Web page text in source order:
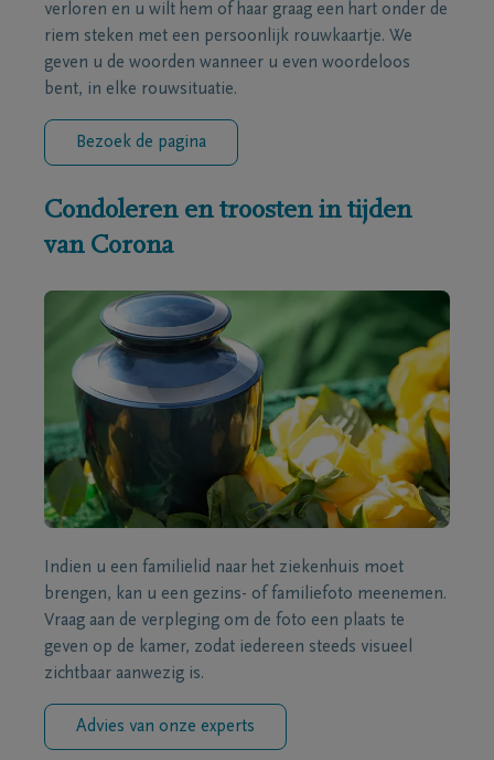
verloren en u wilt hem of haar graag een hart onder de
riem steken met een persoonlijk rouwkaartje. We
geven u de woorden wanneer u even woordeloos
bent, in elke rouwsituatie.
Bezoek de pagina
Condoleren en troosten in tijden
van Corona
Indien u een familielid naar het ziekenhuis moet
brengen, kan u een gezins- of familiefoto meenemen.
Vraag aan de verpleging om de foto een plaats te
geven op de kamer, zodat iedereen steeds visueel
zichtbaar aanwezig is.
Advies van onze experts